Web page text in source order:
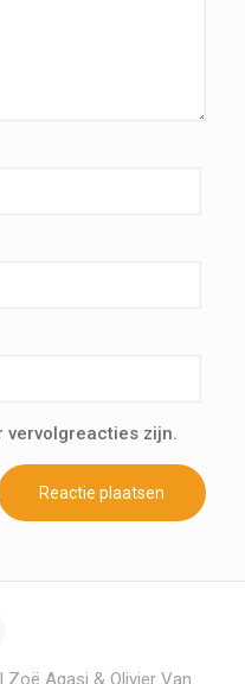
vervolgreacties zijn.
Zoë Agasi & Olivier Van